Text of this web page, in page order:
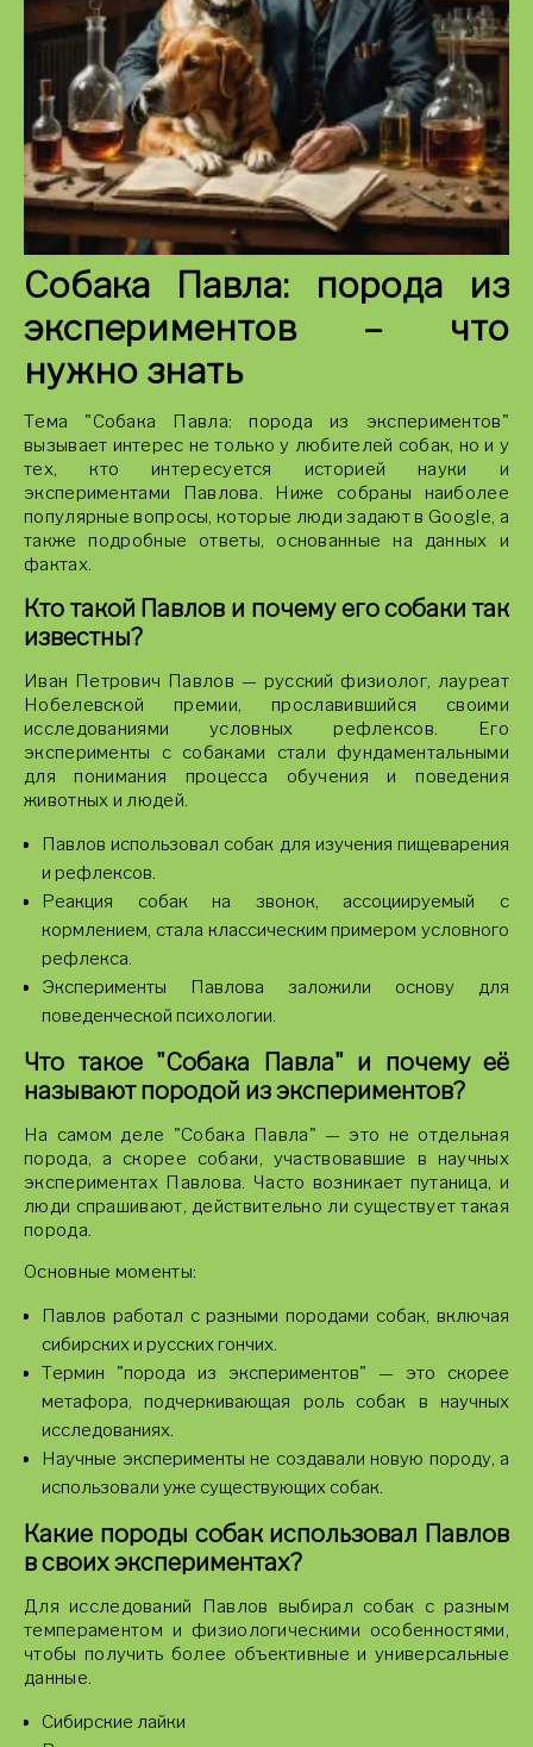
Собака Павла: порода из
экспериментов – что
нужно знать
Тема "Собака Павла: порода из экспериментов"
вызывает интерес не только у любителей собак, но и у
тех, кто интересуется историей науки и
экспериментами Павлова. Ниже собраны наиболее
популярные вопросы, которые люди задают в Google, а
также подробные ответы, основанные на данных и
фактах.
Кто такой Павлов и почему его собаки так
известны?
Иван Петрович Павлов — русский физиолог, лауреат
Нобелевской премии, прославившийся своими
исследованиями условных рефлексов. Его
эксперименты с собаками стали фундаментальными
для понимания процесса обучения и поведения
животных и людей.
Павлов использовал собак для изучения пищеварения
и рефлексов.
Реакция собак на звонок, ассоциируемый с
кормлением, стала классическим примером условного
рефлекса.
Эксперименты Павлова заложили основу для
поведенческой психологии.
Что такое "Собака Павла" и почему её
называют породой из экспериментов?
На самом деле "Собака Павла" — это не отдельная
порода, а скорее собаки, участвовавшие в научных
экспериментах Павлова. Часто возникает путаница, и
люди спрашивают, действительно ли существует такая
порода.
Основные моменты:
Павлов работал с разными породами собак, включая
сибирских и русских гончих.
Термин "порода из экспериментов" — это скорее
метафора, подчеркивающая роль собак в научных
исследованиях.
Научные эксперименты не создавали новую породу, а
использовали уже существующих собак.
Какие породы собак использовал Павлов
в своих экспериментах?
Для исследований Павлов выбирал собак с разным
темпераментом и физиологическими особенностями,
чтобы получить более объективные и универсальные
данные.
Сибирские лайки